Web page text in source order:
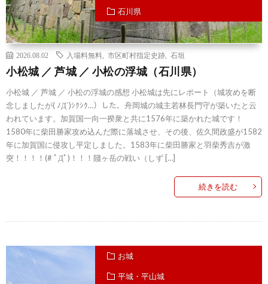
石川県
2026.08.02 入場料無料 市区町村指定史跡 石垣
小松城 ／ 芦城 ／ 小松の浮城（石川県）
小松城 ／ 芦城 ／ 小松の浮城の感想 小松城は先にレポート（城攻めを断
念しましたが( ﾉД`)ｼｸｼｸ…）した、舟岡城の城主若林長門守が築いたと云
われています。加賀国一向一揆衆と共に1576年に築かれた城です！
1580年に柴田勝家攻め込んだ際に落城させ、その後、佐久間政盛が1582
年に加賀国に侵攻し平定しました。1583年に柴田勝家と羽柴秀吉が激
突！！！！(# ﾟДﾟ)！！！賤ヶ岳の戦い（しず […]
続きを読む
お城
平城・平山城